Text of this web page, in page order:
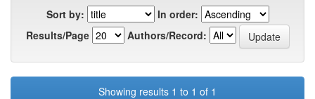
Sort by:
In order:
Results/Page
Authors/Record:
Showing results 1 to 1 of 1